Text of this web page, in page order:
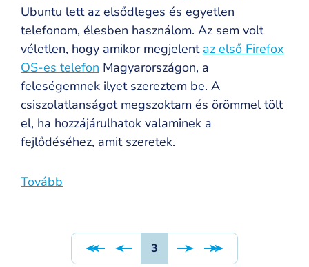
Ubuntu lett az elsődleges és egyetlen
telefonom, élesben használom. Az sem volt
véletlen, hogy amikor megjelent az első Firefox
OS-es telefon Magyarországon, a
feleségemnek ilyet szereztem be. A
csiszolatlanságot megszoktam és örömmel tölt
el, ha hozzájárulhatok valaminek a
fejlődéséhez, amit szeretek.
Tovább
Oldalszámozás Page
3